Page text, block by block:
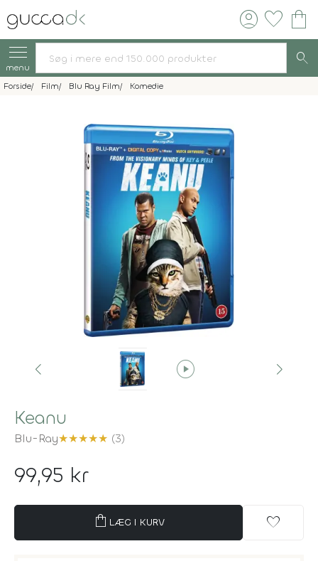
account_circle favorite shopping_bag
menu search
Forside Film Blu Ray Film Komedie
play_circle
Keanu
Blu-Ray★★★★★ (3)
99,95 kr
shopping_bag LÆG I KURV favorite